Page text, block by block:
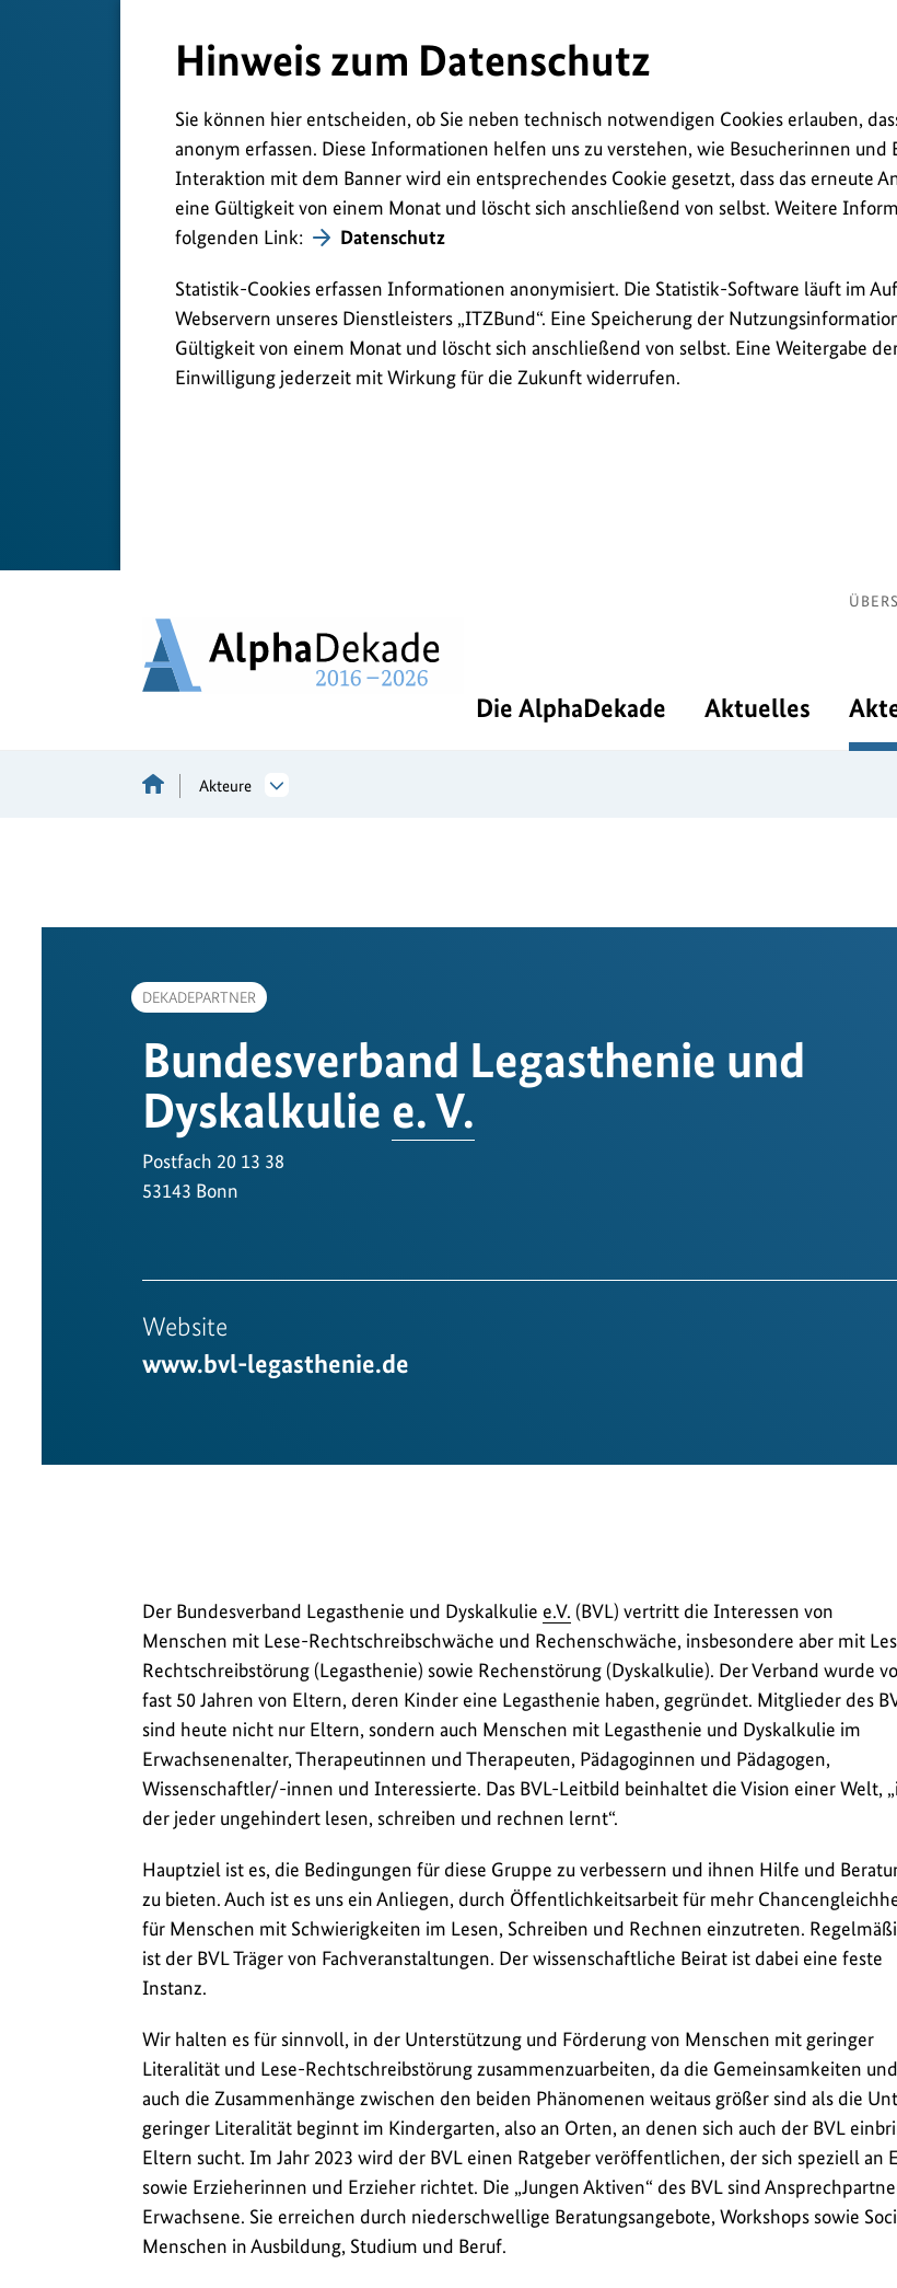
Hinweis zum Datenschutz
Sie können hier entscheiden, ob Sie neben technisch notwendigen Cookies erlauben,
anonym erfassen. Diese Informationen helfen uns zu verstehen, wie Besucherinnen und
Interaktion mit dem Banner wird ein entsprechendes Cookie gesetzt, dass das erneute
eine Gültigkeit von einem Monat und löscht sich anschließend von selbst. Weitere
folgenden Link:
Datenschutz
Statistik-Cookies erfassen Informationen anonymisiert. Die Statistik-Software läuft im
Webservern unseres Dienstleisters „ITZBund“. Eine Speicherung der
Gültigkeit von einem Monat und löscht sich anschließend von selbst. Eine Weitergabe
Einwilligung jederzeit mit Wirkung für die Zukunft widerrufen.
Die AlphaDekade Aktuelles
Akteure
Bundesverband Legasthenie und
Dyskalkulie e. V.
Postfach 20 13 38
53143 Bonn
DEKADEPARTNER
Website
www.bvl-legasthenie.de
Der Bundesverband Legasthenie und Dyskalkulie e.V. (BVL) vertritt die Interessen von
Menschen mit Lese-Rechtschreibschwäche und Rechenschwäche, insbesondere aber mit
Rechtschreibstörung (Legasthenie) sowie Rechenstörung (Dyskalkulie). Der Verband wurde
fast 50 Jahren von Eltern, deren Kinder eine Legasthenie haben, gegründet. Mitglieder des
sind heute nicht nur Eltern, sondern auch Menschen mit Legasthenie und Dyskalkulie im
Erwachsenenalter, Therapeutinnen und Therapeuten, Pädagoginnen und Pädagogen,
Wissenschaftler/-innen und Interessierte. Das BVL-Leitbild beinhaltet die Vision einer Welt,
der jeder ungehindert lesen, schreiben und rechnen lernt“.
Hauptziel ist es, die Bedingungen für diese Gruppe zu verbessern und ihnen Hilfe und
zu bieten. Auch ist es uns ein Anliegen, durch Öffentlichkeitsarbeit für mehr
für Menschen mit Schwierigkeiten im Lesen, Schreiben und Rechnen einzutreten.
ist der BVL Träger von Fachveranstaltungen. Der wissenschaftliche Beirat ist dabei eine feste
Instanz.
Wir halten es für sinnvoll, in der Unterstützung und Förderung von Menschen mit geringer
Literalität und Lese-Rechtschreibstörung zusammenzuarbeiten, da die Gemeinsamkeiten und
auch die Zusammenhänge zwischen den beiden Phänomenen weitaus größer sind als die
geringer Literalität beginnt im Kindergarten, also an Orten, an denen sich auch der BVL
Eltern sucht. Im Jahr 2023 wird der BVL einen Ratgeber veröffentlichen, der sich speziell an
sowie Erzieherinnen und Erzieher richtet. Die „Jungen Aktiven“ des BVL sind
Erwachsene. Sie erreichen durch niederschwellige Beratungsangebote, Workshops sowie
Menschen in Ausbildung, Studium und Beruf.